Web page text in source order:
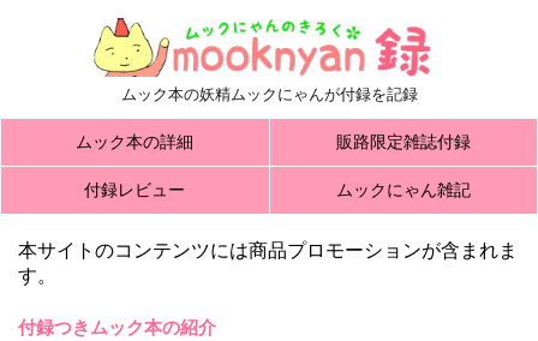
ムック本の妖精ムックにゃんが付録を記録
ムック本の詳細 販路限定雑誌付録
付録レビュー ムックにゃん雑記
本サイトのコンテンツには商品プロモーションが含まれま
す。
付録つきムック本の紹介